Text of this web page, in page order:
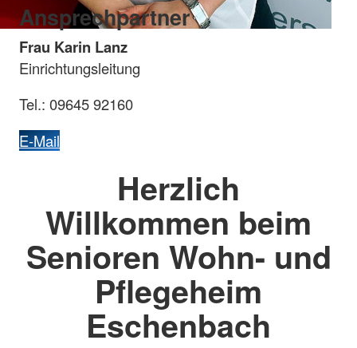
Ansprechpartner
Frau Karin Lanz
Einrichtungsleitung
Tel.: 09645 92160
E-Mail
Herzlich
Willkommen beim
Senioren Wohn- und
Pflegeheim
Eschenbach